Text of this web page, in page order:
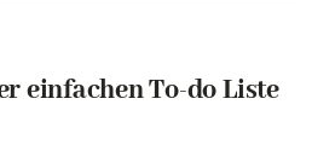
einfachen To-do Liste